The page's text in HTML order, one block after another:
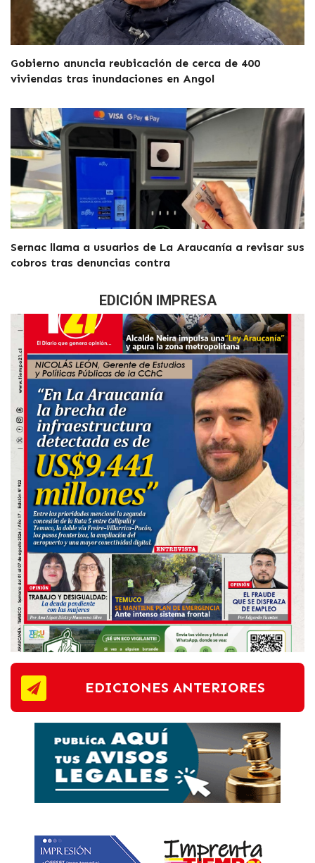
Gobierno anuncia reubicación de cerca de 400
viviendas tras inundaciones en Angol
Sernac llama a usuarios de La Araucanía a revisar sus
cobros tras denuncias contra
EDICIÓN IMPRESA
EDICIONES ANTERIORES